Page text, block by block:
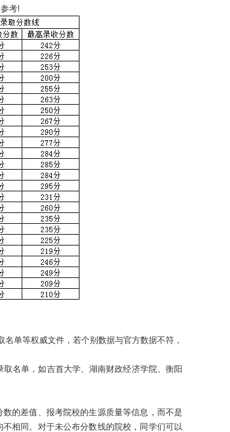
考!
单等权威文件，若个别数据与官方数据不符，
名单，如吉首大学、湖南财政经济学院、衡阳
的差值、报考院校的生源质量等信息，而不是
相同。对于未公布分数线的院校，同学们可以